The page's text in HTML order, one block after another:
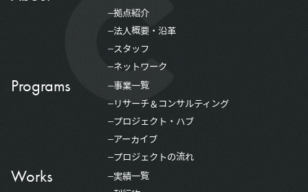
拠点紹介
法人概要・沿革
スタッフ
ネットワーク
Programs
事業一覧
リサーチ＆コンサルティング
プロジェクト・ハブ
アーカイブ
プロジェクトの流れ
Works
実績一覧